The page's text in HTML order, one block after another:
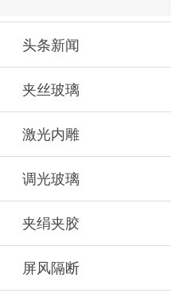
头条新闻
夹丝玻璃
激光内雕
调光玻璃
夹绢夹胶
屏风隔断